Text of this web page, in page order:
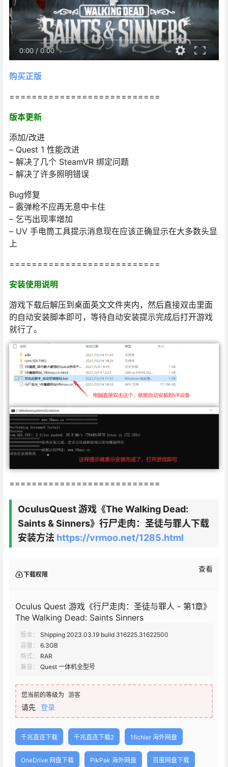
0:00 / 0:00
购买正版
===========================
版本更新
添加/改进
– Quest 1 性能改进
– 解决了几个 SteamVR 绑定问题
– 解决了许多照明错误
Bug修复
– 霰弹枪不应再无意中卡住
– 乞丐出现率增加
– UV 手电筒工具提示消息现在应该正确显示在大多数头显
上
===========================
安装使用说明
游戏下载后解压到桌面英文文件夹内，然后直接双击里面
的自动安装脚本即可，等待自动安装提示完成后打开游戏
就行了。
===========================
OculusQuest 游戏《The Walking Dead:
Saints & Sinners》行尸走肉：圣徒与罪人下载
安装方法 https://vrmoo.net/1285.html
下载权限
查看
Oculus Quest 游戏《行尸走肉：圣徒与罪人 - 第1章》
The Walking Dead: Saints Sinners
版本：
Shipping 2023.03.19 build 316225.31622500
容量：
6.3GB
格式：
RAR
兼容：
Quest 一体机全型号
您当前的等级为 游客
请先 登录
千兆直连下载 千兆直连下载2 1fichier 海外网盘
OneDrive 网盘下载 PikPak 海外网盘 百度网盘下载